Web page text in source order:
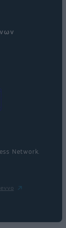
Network